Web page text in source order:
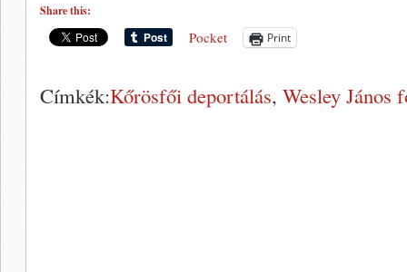
Share this:
Pocket Print
Címkék:Kőrösfői deportálás, Wesley János